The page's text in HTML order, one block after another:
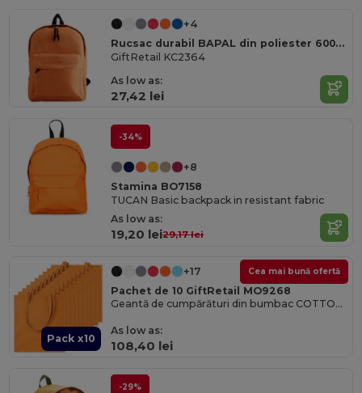
+4
Rucsac durabil BAPAL din poliester 600D cu buzunar cu fermoar
GiftRetail KC2364
As low as:
27,42 lei
-34%
+8
Stamina BO7158
TUCAN Basic backpack in resistant fabric
As low as:
19,20 lei29,17 lei
Pack x10
Cea mai bună ofertă
+17
Pachet de 10 GiftRetail MO9268
Geantă de cumpărături din bumbac COTTONEL COLOUR Eco-Friendly 140gsm
As low as:
108,40 lei
-29%